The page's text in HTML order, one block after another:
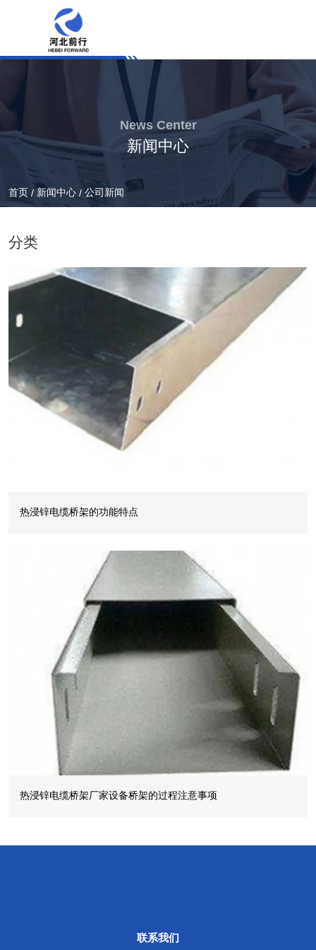
News Center
新闻中心
首页 / 新闻中心 / 公司新闻
分类
热浸锌电缆桥架的功能特点
热浸锌电缆桥架厂家设备桥架的过程注意事项
联系我们